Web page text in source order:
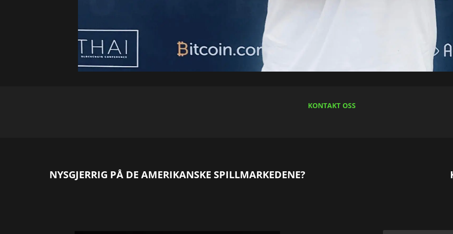
KONTAKT OSS
NYSGJERRIG PÅ DE AMERIKANSKE SPILLMARKEDENE?